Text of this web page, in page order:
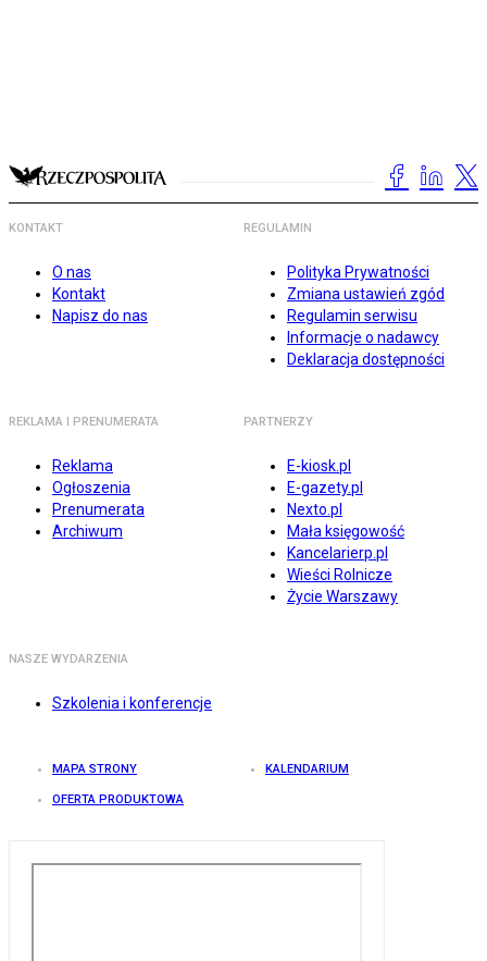
KONTAKT
O nas
Kontakt
Napisz do nas
REGULAMIN
Polityka Prywatności
Zmiana ustawień zgód
Regulamin serwisu
Informacje o nadawcy
Deklaracja dostępności
REKLAMA I PRENUMERATA
Reklama
Ogłoszenia
Prenumerata
Archiwum
PARTNERZY
E-kiosk.pl
E-gazety.pl
Nexto.pl
Mała księgowość
Kancelarierp.pl
Wieści Rolnicze
Życie Warszawy
NASZE WYDARZENIA
Szkolenia i konferencje
MAPA STRONY KALENDARIUM
OFERTA PRODUKTOWA